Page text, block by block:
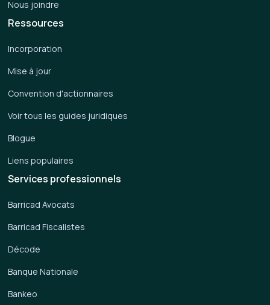
Services professionnels
Barricad Avocats
Barricad Fiscalistes
Décode
Banque Nationale
Bankeo
Ressources
Incorporation
Mise à jour
Convention d'actionnaires
Voir tous les guides juridiques
Blogue
Liens populaires
Nous joindre